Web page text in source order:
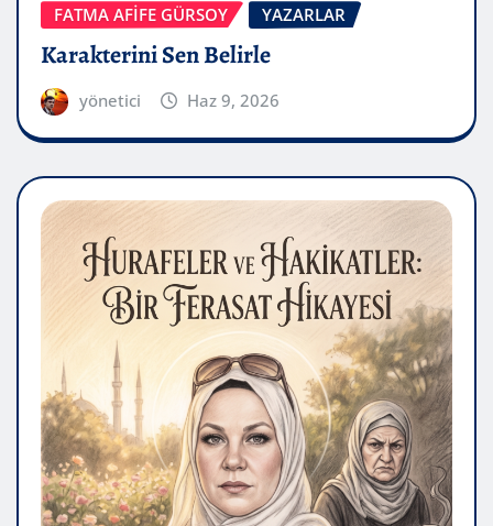
FATMA AFİFE GÜRSOY YAZARLAR
Karakterini Sen Belirle
yönetici Haz 9, 2026